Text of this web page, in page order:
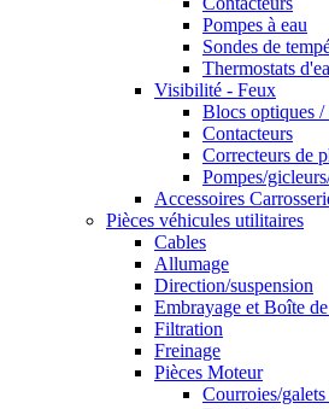
Pompes à eau
Sondes de
Thermostats
Visibilité - Feux
Blocs optiques /
Contacteurs
Correcteurs de
Pompes/
Accessoires
Pièces véhicules utilitaires
Cables
Allumage
Direction/suspension
Embrayage et Boîte
Filtration
Freinage
Pièces Moteur
Courroies/galets